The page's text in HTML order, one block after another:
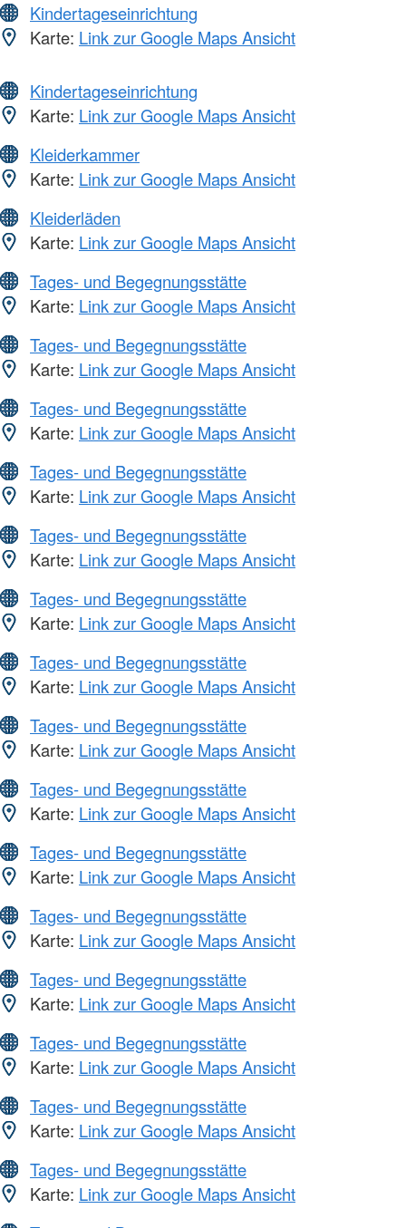
Kindertageseinrichtung
Karte: Link zur Google Maps Ansicht
Kindertageseinrichtung
Karte: Link zur Google Maps Ansicht
Kleiderkammer
Karte: Link zur Google Maps Ansicht
Kleiderläden
Karte: Link zur Google Maps Ansicht
Tages- und Begegnungsstätte
Karte: Link zur Google Maps Ansicht
Tages- und Begegnungsstätte
Karte: Link zur Google Maps Ansicht
Tages- und Begegnungsstätte
Karte: Link zur Google Maps Ansicht
Tages- und Begegnungsstätte
Karte: Link zur Google Maps Ansicht
Tages- und Begegnungsstätte
Karte: Link zur Google Maps Ansicht
Tages- und Begegnungsstätte
Karte: Link zur Google Maps Ansicht
Tages- und Begegnungsstätte
Karte: Link zur Google Maps Ansicht
Tages- und Begegnungsstätte
Karte: Link zur Google Maps Ansicht
Tages- und Begegnungsstätte
Karte: Link zur Google Maps Ansicht
Tages- und Begegnungsstätte
Karte: Link zur Google Maps Ansicht
Tages- und Begegnungsstätte
Karte: Link zur Google Maps Ansicht
Tages- und Begegnungsstätte
Karte: Link zur Google Maps Ansicht
Tages- und Begegnungsstätte
Karte: Link zur Google Maps Ansicht
Tages- und Begegnungsstätte
Karte: Link zur Google Maps Ansicht
Tages- und Begegnungsstätte
Karte: Link zur Google Maps Ansicht